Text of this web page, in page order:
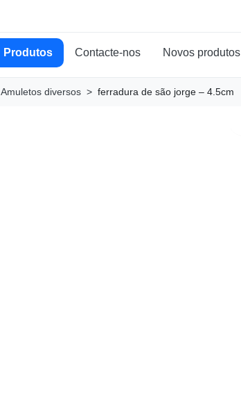
Produtos Contacte-nos Novos produtos
Amuletos diversos ferradura de são jorge – 4.5cm